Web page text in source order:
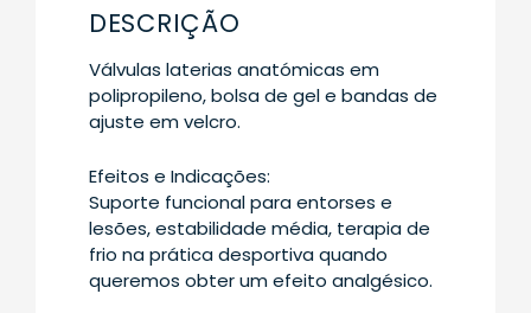
DESCRIÇÃO
Válvulas laterias anatómicas em
polipropileno, bolsa de gel e bandas de
ajuste em velcro.
Efeitos e Indicações:
Suporte funcional para entorses e
lesões, estabilidade média, terapia de
frio na prática desportiva quando
queremos obter um efeito analgésico.